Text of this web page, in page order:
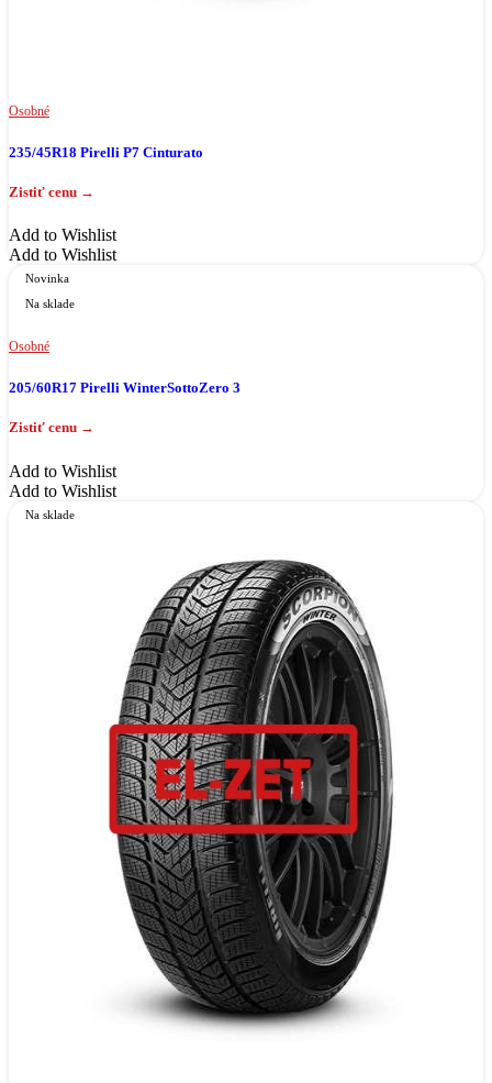
Osobné
235/45R18 Pirelli P7 Cinturato
Add to Wishlist
Add to Wishlist
Novinka
Na sklade
Osobné
205/60R17 Pirelli WinterSottoZero 3
Add to Wishlist
Add to Wishlist
Na sklade